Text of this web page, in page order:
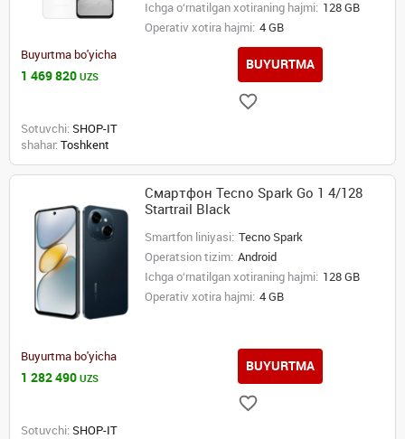
Ichga o‘rnatilgan xotiraning hajmi: 128 GB
Operativ xotira hajmi: 4 GB
Buyurtma bo'yicha
1 469 820 UZS
BUYURTMA
Sotuvchi: SHOP-IT
shahar: Toshkent
Смартфон Tecno Spark Go 1 4/128
Startrail Black
Smartfon liniyasi: Tecno Spark
Operatsion tizim: Android
Ichga o‘rnatilgan xotiraning hajmi: 128 GB
Operativ xotira hajmi: 4 GB
Buyurtma bo'yicha
1 282 490 UZS
BUYURTMA
Sotuvchi: SHOP-IT